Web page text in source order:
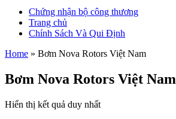
Chứng nhận bộ công thương
Trang chủ
Chính Sách Và Qui Định
Home » Bơm Nova Rotors Việt Nam
Bơm Nova Rotors Việt Nam
Hiển thị kết quả duy nhất